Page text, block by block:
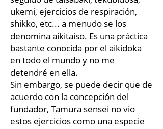
ukemi, ejercicios de respiración,
shikko, etc... a menudo se los
denomina aikitaiso. Es una práctica
bastante conocida por el aikidoka
en todo el mundo y no me
detendré en ella.
Sin embargo, se puede decir que de
acuerdo con la concepción del
fundador, Tamura sensei no vio
estos ejercicios como una especie